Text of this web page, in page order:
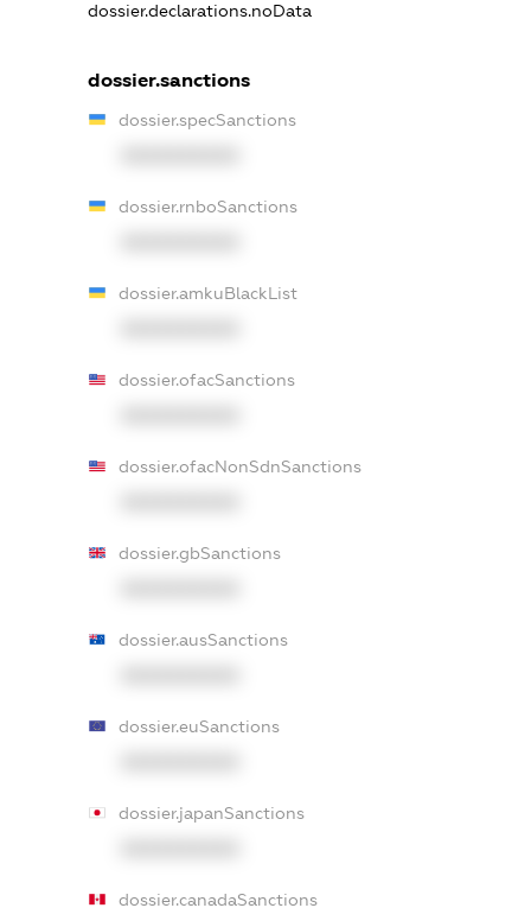
dossier.declarations.noData
dossier.sanctions
dossier.specSanctions
dossier.rnboSanctions
dossier.amkuBlackList
dossier.ofacSanctions
dossier.ofacNonSdnSanctions
dossier.gbSanctions
dossier.ausSanctions
dossier.euSanctions
dossier.japanSanctions
dossier.canadaSanctions